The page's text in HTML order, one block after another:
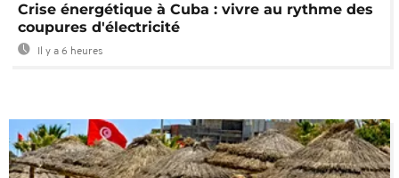
Crise énergétique à Cuba : vivre au rythme des
coupures d'électricité
Il y a 6 heures